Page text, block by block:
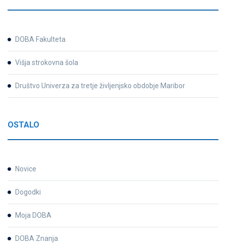
DOBA Fakulteta
Višja strokovna šola
Društvo Univerza za tretje življenjsko obdobje Maribor
OSTALO
Novice
Dogodki
Moja DOBA
DOBA Znanja